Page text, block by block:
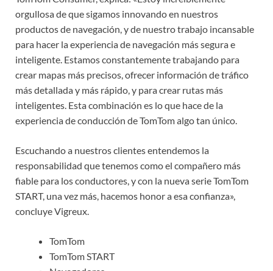
orgullosa de que sigamos innovando en nuestros
productos de navegación, y de nuestro trabajo incansable
para hacer la experiencia de navegación más segura e
inteligente. Estamos constantemente trabajando para
crear mapas más precisos, ofrecer información de tráfico
más detallada y más rápido, y para crear rutas más
inteligentes. Esta combinación es lo que hace de la
experiencia de conducción de TomTom algo tan único.
Escuchando a nuestros clientes entendemos la
responsabilidad que tenemos como el compañero más
fiable para los conductores, y con la nueva serie TomTom
START, una vez más, hacemos honor a esa confianza»,
concluye Vigreux.
TomTom
TomTom START